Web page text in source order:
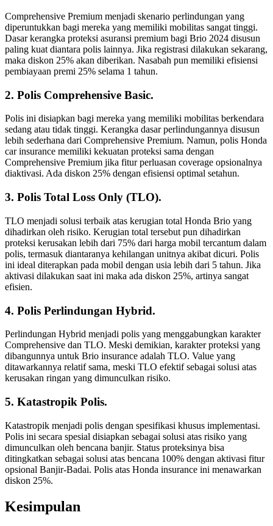
Comprehensive Premium menjadi skenario perlindungan yang
diperuntukkan bagi mereka yang memiliki mobilitas sangat tinggi.
Dasar kerangka proteksi asuransi premium bagi Brio 2024 disusun
paling kuat diantara polis lainnya. Jika registrasi dilakukan sekarang,
maka diskon 25% akan diberikan. Nasabah pun memiliki efisiensi
pembiayaan premi 25% selama 1 tahun.
2. Polis Comprehensive Basic.
Polis ini disiapkan bagi mereka yang memiliki mobilitas berkendara
sedang atau tidak tinggi. Kerangka dasar perlindungannya disusun
lebih sederhana dari Comprehensive Premium. Namun, polis Honda
car insurance memiliki kekuatan proteksi sama dengan
Comprehensive Premium jika fitur perluasan coverage opsionalnya
diaktivasi. Ada diskon 25% dengan efisiensi optimal setahun.
3. Polis Total Loss Only (TLO).
TLO menjadi solusi terbaik atas kerugian total Honda Brio yang
dihadirkan oleh risiko. Kerugian total tersebut pun dihadirkan
proteksi kerusakan lebih dari 75% dari harga mobil tercantum dalam
polis, termasuk diantaranya kehilangan unitnya akibat dicuri. Polis
ini ideal diterapkan pada mobil dengan usia lebih dari 5 tahun. Jika
aktivasi dilakukan saat ini maka ada diskon 25%, artinya sangat
efisien.
4. Polis Perlindungan Hybrid.
Perlindungan Hybrid menjadi polis yang menggabungkan karakter
Comprehensive dan TLO. Meski demikian, karakter proteksi yang
dibangunnya untuk Brio insurance adalah TLO. Value yang
ditawarkannya relatif sama, meski TLO efektif sebagai solusi atas
kerusakan ringan yang dimunculkan risiko.
5. Katastropik Polis.
Katastropik menjadi polis dengan spesifikasi khusus implementasi.
Polis ini secara spesial disiapkan sebagai solusi atas risiko yang
dimunculkan oleh bencana banjir. Status proteksinya bisa
ditingkatkan sebagai solusi atas bencana 100% dengan aktivasi fitur
opsional Banjir-Badai. Polis atas Honda insurance ini menawarkan
diskon 25%.
Kesimpulan